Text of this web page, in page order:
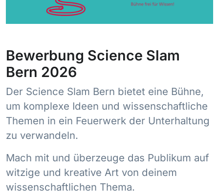
Bewerbung Science Slam
Bern 2026
Der Science Slam Bern bietet eine Bühne,
um komplexe Ideen und wissenschaftliche
Themen in ein Feuerwerk der Unterhaltung
zu verwandeln.
Mach mit und überzeuge das Publikum auf
witzige und kreative Art von deinem
wissenschaftlichen Thema.